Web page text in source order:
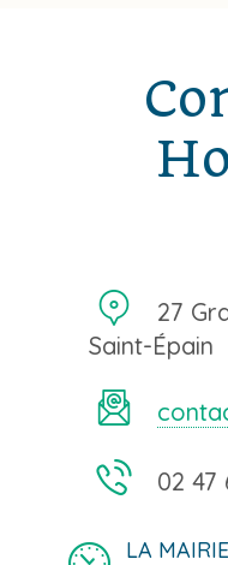
27
Saint-Épain
02 47
LA